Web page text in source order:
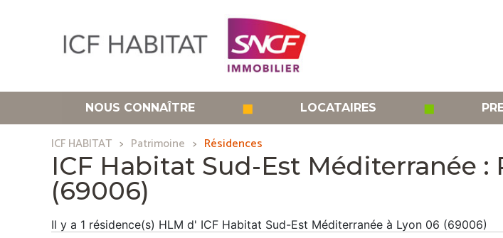
NOUS CONNAÎTRE ◼ LOCATAIRES ◼
ICF HABITAT Patrimoine Résidences
ICF Habitat Sud-Est Méditerranée :
(69006)
Il y a 1 résidence(s) HLM d' ICF Habitat Sud-Est Méditerranée à Lyon 06 (69006)